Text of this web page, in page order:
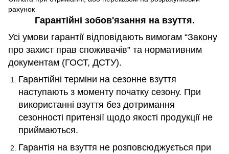
рахунок
Гарантійні зобов'язання на взуття.
Усі умови гарантії відповідають вимогам “Закону
про захист прав споживачів” та нормативним
документам (ГОСТ, ДСТУ).
Гарантійні терміни на сезонне взуття
наступають з моменту початку сезону. При
використанні взуття без дотримання
сезонності притензії щодо якості продукції не
приймаються.
Гарантія на взуття не розповсюджується при